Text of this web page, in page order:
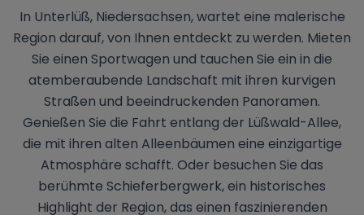
In Unterlüß, Niedersachsen, wartet eine malerische
Region darauf, von Ihnen entdeckt zu werden. Mieten
Sie einen Sportwagen und tauchen Sie ein in die
atemberaubende Landschaft mit ihren kurvigen
Straßen und beeindruckenden Panoramen.
Genießen Sie die Fahrt entlang der Lüßwald-Allee,
die mit ihren alten Alleenbäumen eine einzigartige
Atmosphäre schafft. Oder besuchen Sie das
berühmte Schieferbergwerk, ein historisches
Highlight der Region, das einen faszinierenden